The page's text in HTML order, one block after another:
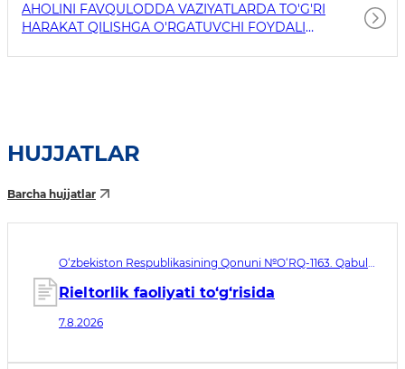
AHOLINI FAVQULODDA VAZIYATLARDA TO'G'RI
HARAKAT QILISHGA O'RGATUVCHI FOYDALI
HUJJATLAR
Barcha hujjatlar
O‘zbekiston Respublikasining Qonuni №O‘RQ-1163. Qabul
Rieltorlik faoliyati to‘g‘risida
7.8.2026